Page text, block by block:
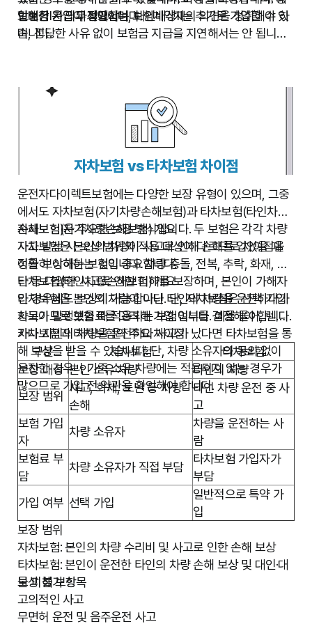
는 것이 좋습니다. 여러 보험사의 견적을 비교하여, 같은 보
장 내용이라도 더 저렴한 보험료를 제공하는 보험사를 선택
도 제공됩니다. 운행 환경과 생활 패턴에 맞춰 이러한 추가
보장을 고려하면 더 안전하게 운전할 수 있습니다.
합보험 가입이 필요합니다.
인배상Ⅰ은 의무가입이며, 대인배상Ⅱ는 추가로 가입할 수 있
습니다.
정 금액까지 보장되며, 추가 가입을 통해 보장 한도를 높일
자기신체사고(또는 자동차상해):운전자인 본인 및 동승자
의 치료비, 사망 시 보상금 등을 보장합니다. 자동차상해 특
자기차량손해(자차보험):본인의 차량이 사고로 인해 파손
되었을 때 수리비를 보장받을 수 있습니다. 다만, 자기부담
금이 발생할 수 있으며, 보험료가 높아질 수 있습니다.
무보험차 상해:무보험 차량과의 사고로 인해 본인이 다쳤을
경우 치료비를 보장받을 수 있습니다.
긴급출동 서비스:차량이 고장 났을 때 견인, 배터리 충전,
타이어 교체 등의 서비스를 제공하는 특약입니다.
보험금 지급 과정에서는 보험계약자의 의견을 청취해야 하
며, 정당한 사유 없이 보험금 지급을 지연해서는 안 됩니다.
자차보험 vs 타차보험 차이점
운전자다이렉트보험에는 다양한 보장 유형이 있으며, 그중
에서도 자차보험(자기차량손해보험)과 타차보험(타인차량
손해보험)은 주요한 보장 방식입니다. 두 보험은 각각 차량
사고 발생 시 보상 범위와 적용 대상이 다르므로 차이점을
정확히 이해하는 것이 중요합니다.
자차보험(자기차량손해보험) 개요
자차보험은 본인의 차량이 사고로 인해 손해를 입었을 때
이를 보상하는 보험입니다. 차량 충돌, 전복, 추락, 화재, 도
난 등 다양한 사고로 인한 피해를 보장하며, 본인이 가해자
인 경우에도 보상이 가능합니다. 단, 자차보험은 선택 가입
항목이므로 보험료를 고려해 가입 여부를 결정해야 합니다.
타차보험(타인차량손해보험) 개요
타차보험은 본인의 차량이 아닌 타인의 차량을 운전하다가
사고가 발생했을 때 적용되는 보험입니다. 예를 들어, 렌터
카나 지인의 차량을 운전하다 사고가 났다면 타차보험을 통
해 보상을 받을 수 있습니다. 단, 차량 소유자의 동의 없이
운전한 경우나 가족 소유 차량에는 적용되지 않는 경우가
많으므로 가입 전 약관을 확인해야 합니다.
자차보험과 타차보험의 주요 차이점
구분
자차보험
타차보험
보장 대상 본인 소유 차량
타인의 차량
보장 범위
사고, 화재, 도난 등 차량
손해
타인 차량 운전 중 사
고
보험 가입
자
차량 소유자
차량을 운전하는 사
람
보험료 부
담
차량 소유자가 직접 부담
타차보험 가입자가
부담
가입 여부 선택 가입
일반적으로 특약 가
입
보장 범위
자차보험: 본인의 차량 수리비 및 사고로 인한 손해 보상
타차보험: 본인이 운전한 타인의 차량 손해 보상 및 대인·대
물 피해 보상
보상 불가 항목
고의적인 사고
무면허 운전 및 음주운전 사고